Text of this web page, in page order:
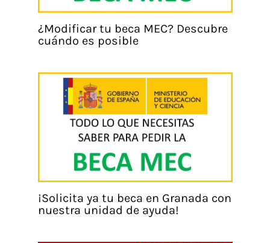
¿Modificar tu beca MEC? Descubre
cuándo es posible
¡Solicita ya tu beca en Granada con
nuestra unidad de ayuda!